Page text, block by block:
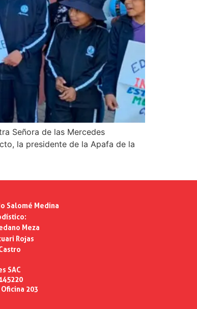
Señora de las Mercedes
la presidente de la Apafa de la
Salomé Medina
Meza
Rojas
SAC
203